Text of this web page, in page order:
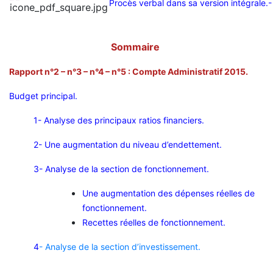
Procès verbal dans sa version intégrale.
Sommaire
Rapport n°2 – n°3 – n°4 – n°5 : Compte Administratif 2015.
Budget principal.
1- Analyse des principaux ratios financiers.
2- Une augmentation du niveau d’endettement.
3- Analyse de la section de fonctionnement.
Une augmentation des dépenses réelles de
fonctionnement.
Recettes réelles de fonctionnement.
4- Analyse de la section d’investissement.